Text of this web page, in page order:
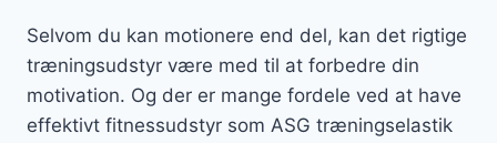
Selvom du kan motionere end del, kan det rigtige
træningsudstyr være med til at forbedre din
motivation. Og der er mange fordele ved at have
effektivt fitnessudstyr som ASG træningselastik